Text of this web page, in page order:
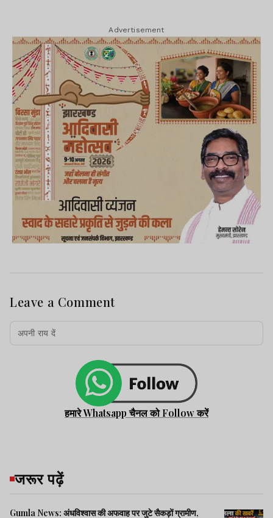
Advertisement
Leave a Comment
हमारे Whatsapp चैनल को Follow करें
जरूर पढ़ें
Gumla News: अंधविश्वास की अफवाह पर जुटे सैकड़ों ग्रामीण,